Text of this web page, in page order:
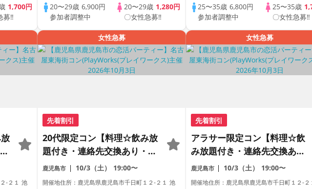
1,700円
募‼
20〜29歳 6,900円
参加者調整中
20〜29歳 1,280円
〇女性急募‼
25〜35歳6,800円
参加者調整中
25〜35歳
〇女性急募‼
-２１ 池
女性急募
先着割引
20代限定コン【料理☆飲み放
題付き・連絡先交換あり・完
全着席型】１名参加多数・初
参加も大歓迎☆プレイワーク
鹿児島市 10/3（土） 19:00〜
開催地住所：鹿児島県鹿児島市千日町１２-２１ 池
女性急募
先着割引
アラサー限定コン【料理☆飲
み放題付き・連絡先交換あ
り・完全着席型】１名参加多
数・初参加も大歓迎☆プレイ
鹿児島市 10/3（土） 19:00〜
開催地住所：鹿児島県鹿児島市千日町１２-２